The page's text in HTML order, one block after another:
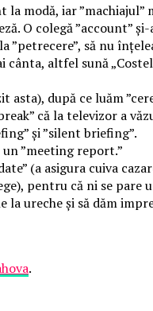
la modă, iar
O colegă ”account”
să nu
altfel sună
după ce luăm
că la televizor a
și ”silent briefing”.
un ”meeting report.”
(a asigura cuiva
pentru că ni se pare
ureche și să dăm
.